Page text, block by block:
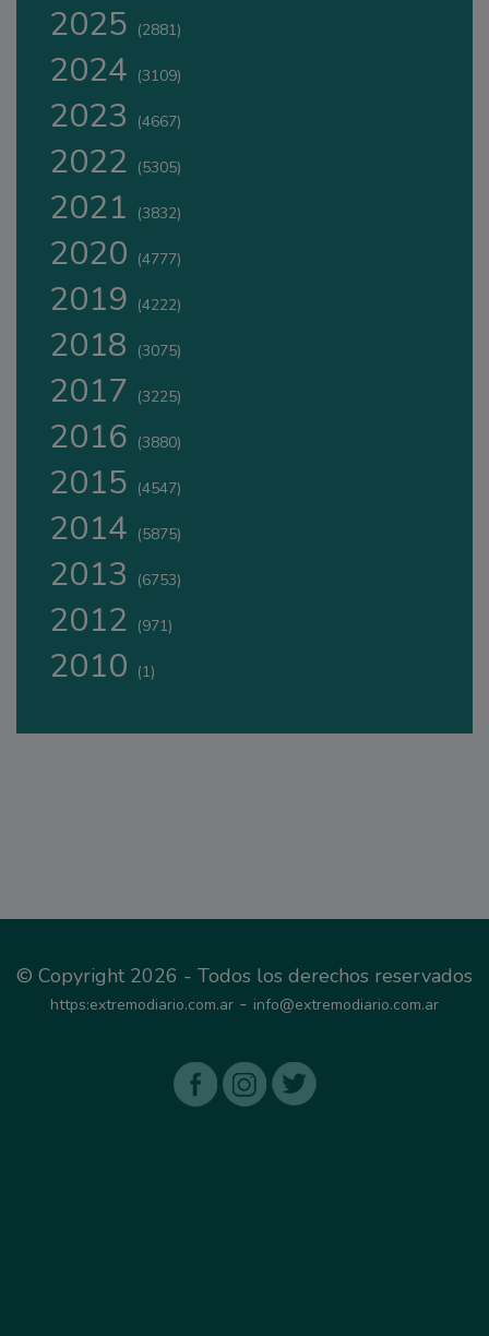
2025 (2881)
2024 (3109)
2023 (4667)
2022 (5305)
2021 (3832)
2020 (4777)
2019 (4222)
2018 (3075)
2017 (3225)
2016 (3880)
2015 (4547)
2014 (5875)
2013 (6753)
2012 (971)
2010 (1)
© Copyright 2026 - Todos los derechos reservados
https:extremodiario.com.ar - info@extremodiario.com.ar